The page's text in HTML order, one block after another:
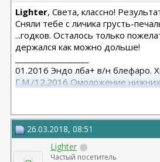
Lighter, Света, классно!
Сняли тебе с личика грусть-
...годков. Осталось только
держался как можно дольше!
01.2016 Эндо лба+ в/н блефаро.
Г.М./12.2016 Омоложение
26.03.2018, 08:51
Lighter
Частый посетитель